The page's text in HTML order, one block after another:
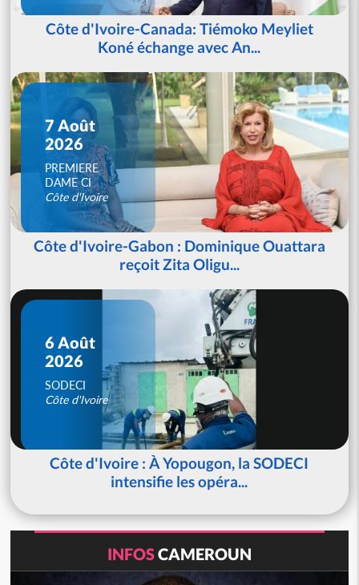
Côte d'Ivoire-Canada: Tiémoko Meyliet
Koné échange avec An...
7 Août
2026
PREMIERE
DAME CI
Côte d'Ivoire
Côte d'Ivoire-Gabon : Dominique Ouattara
reçoit Zita Oligu...
6 Août
2026
SODECI
Côte d'Ivoire
Côte d'Ivoire : À Yopougon, la SODECI
intensifie les opéra...
INFOSCAMEROUN